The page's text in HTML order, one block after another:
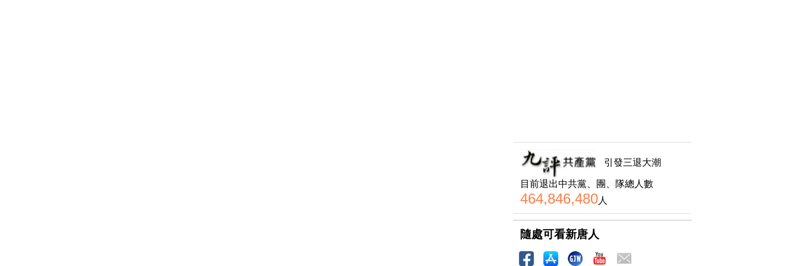
引發三退大潮
目前退出中共黨、團、隊總人數
464,846,480人
隨處可看新唐人